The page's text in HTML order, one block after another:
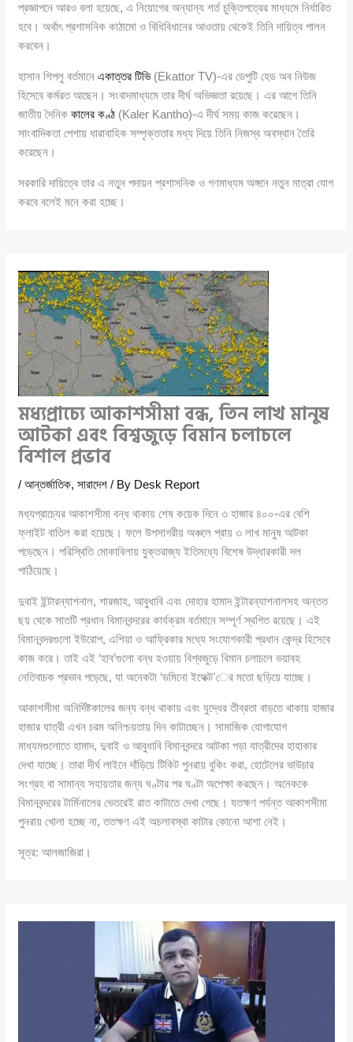
প্রজ্ঞাপনে আরও বলা হয়েছে, এ নিয়োগের অন্যান্য শর্ত চুক্তিপত্রের মাধ্যমে নির্ধারিত
হবে। অর্থাৎ প্রশাসনিক কাঠামো ও বিধিবিধানের আওতায় থেকেই তিনি দায়িত্ব পালন
করবেন।
হাসান শিপলু বর্তমানেএকাত্তর টিভি(Ekattor TV)-এর ডেপুটি হেড অব নিউজ
হিসেবে কর্মরত আছেন। সংবাদমাধ্যমে তার দীর্ঘ অভিজ্ঞতা রয়েছে। এর আগে তিনি
জাতীয় দৈনিককালের কণ্ঠ (Kaler Kantho)-এ দীর্ঘ সময় কাজ করেছেন।
সাংবাদিকতা পেশায় ধারাবাহিক সম্পৃক্ততার মধ্য দিয়ে তিনি নিজস্ব অবস্থান তৈরি
করেছেন।
সরকারি দায়িত্বে তার এ নতুন পদায়ন প্রশাসনিক ও গণমাধ্যম অঙ্গনে নতুন মাত্রা যোগ
করবে বলেই মনে করা হচ্ছে।
মধ্যপ্রাচ্যে আকাশসীমা বন্ধ, তিন লাখ মানুষ
আটকা এবং বিশ্বজুড়ে বিমান চলাচলে
বিশাল প্রভাব
/আন্তর্জাতিক,সারাদেশ / By Desk Report
মধ্যপ্রাচ্যের আকাশসীমা বন্ধ থাকায় শেষ কয়েক দিনে ৩ হাজার ৪০০-এর বেশি
ফ্লাইট বাতিল করা হয়েছে। ফলে উপসাগরীয় অঞ্চলে প্রায় ৩ লাখ মানুষ আটকা
পড়েছেন। পরিস্থিতি মোকাবিলায় যুক্তরাজ্য ইতিমধ্যে বিশেষ উদ্ধারকারী দল
পাঠিয়েছে।
দুবাই ইন্টারন্যাশনাল, শারজাহ, আবুধাবি এবং দোহার হামাদ ইন্টারন্যাশনালসহ অন্তত
ছয় থেকে সাতটি প্রধান বিমানবন্দরের কার্যক্রম বর্তমানে সম্পূর্ণ স্থগিত রয়েছে। এই
বিমানবন্দরগুলো ইউরোপ, এশিয়া ও আফ্রিকার মধ্যে সংযোগকারী প্রধান কেন্দ্র হিসেবে
কাজ করে। তাই এই ‘হাব’গুলো বন্ধ হওয়ায় বিশ্বজুড়ে বিমান চলাচলে ভয়াবহ
নেতিবাচক প্রভাব পড়েছে, যা অনেকটা ‘ডমিনো ইফেক্ট’ের মতো ছড়িয়ে যাচ্ছে।
আকাশসীমা অনির্দিষ্টকালের জন্য বন্ধ থাকায় এবং যুদ্ধের তীব্রতা বাড়তে থাকায় হাজার
হাজার যাত্রী এখন চরম অনিশ্চয়তায় দিন কাটাচ্ছেন। সামাজিক যোগাযোগ
মাধ্যমগুলোতে হামাদ, দুবাই ও আবুধাবি বিমানবন্দরে আটকা পড়া যাত্রীদের হাহাকার
দেখা যাচ্ছে। তারা দীর্ঘ লাইনে দাঁড়িয়ে টিকিট পুনরায় বুকিং করা, হোটেলের ভাউচার
সংগ্রহ বা সামান্য সহায়তার জন্য ঘণ্টার পর ঘণ্টা অপেক্ষা করছেন। অনেককে
বিমানবন্দরের টার্মিনালের ভেতরেই রাত কাটাতে দেখা গেছে। যতক্ষণ পর্যন্ত আকাশসীমা
পুনরায় খোলা হচ্ছে না, ততক্ষণ এই অচলাবস্থা কাটার কোনো আশা নেই।
সূত্র: আলজাজিরা।